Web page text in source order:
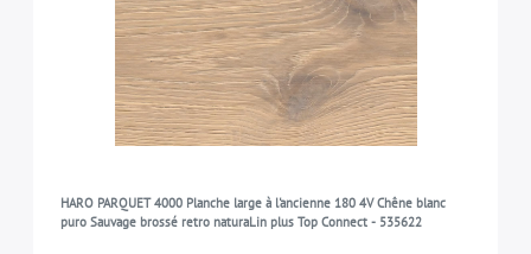
HARO PARQUET 4000 Planche large à l'ancienne 180 4V Chêne blanc
puro Sauvage brossé retro naturaLin plus Top Connect - 535622